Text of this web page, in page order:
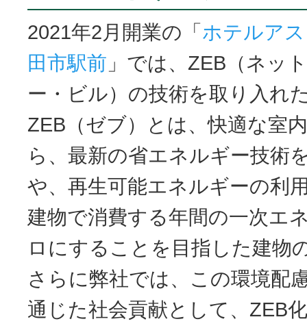
2021年2月開業の「 ホテルア
田市駅前 」では、ZEB（ネッ
ー・ビル）の技術を取り入れ
ZEB（ゼブ）とは、快適な室
ら、最新の省エネルギー技術
や、再生可能エネルギーの利
建物で消費する年間の一次エ
ロにすることを目指した建物
さらに弊社では、この環境配
通じた社会貢献として、ZEB